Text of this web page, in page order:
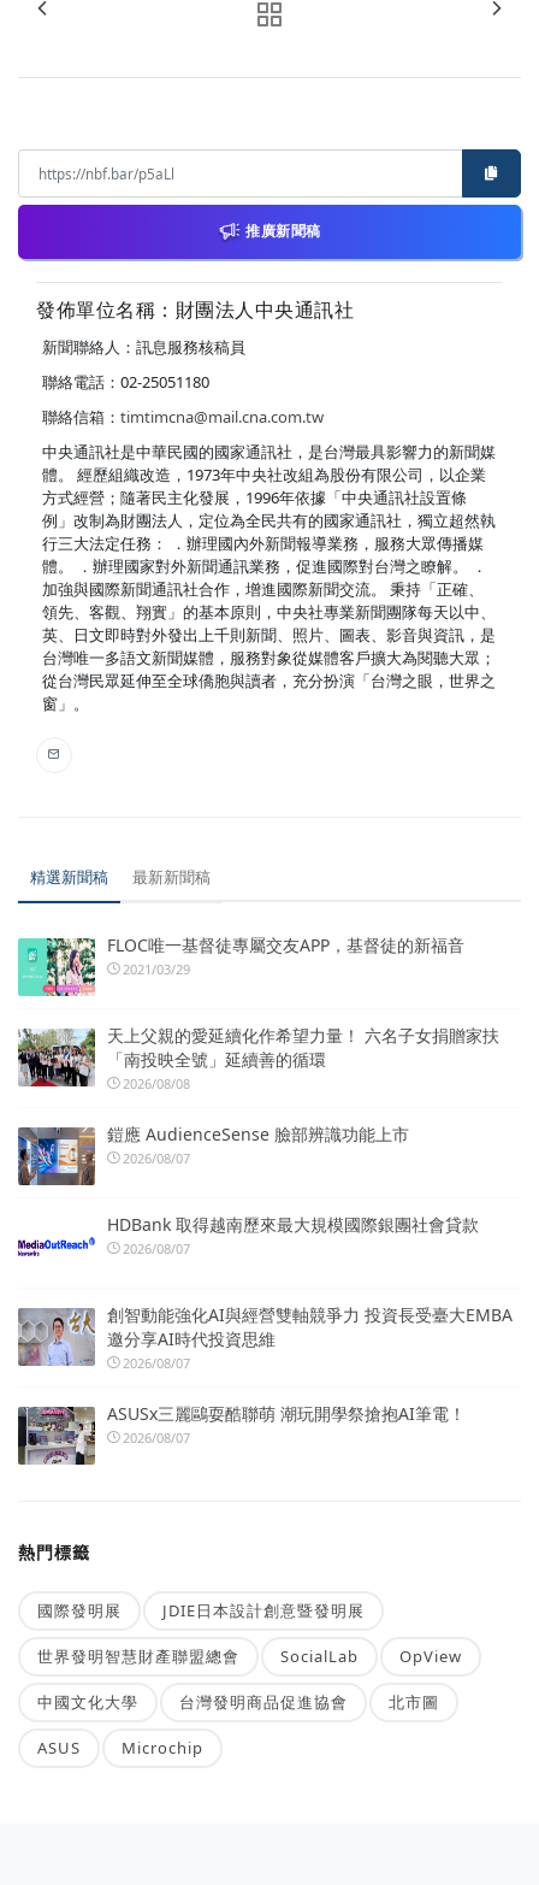
推廣新聞稿
發佈單位名稱：財團法人中央通訊社
新聞聯絡人：訊息服務核稿員
聯絡電話：02-25051180
聯絡信箱： timtimcna@mail.cna.com.tw
中央通訊社是中華民國的國家通訊社，是台灣最具影響力的新聞媒
體。 經歷組織改造，1973年中央社改組為股份有限公司，以企業
方式經營；隨著民主化發展，1996年依據「中央通訊社設置條
例」改制為財團法人，定位為全民共有的國家通訊社，獨立超然執
行三大法定任務： ．辦理國內外新聞報導業務，服務大眾傳播媒
體。 ．辦理國家對外新聞通訊業務，促進國際對台灣之瞭解。 ．
加強與國際新聞通訊社合作，增進國際新聞交流。 秉持「正確、
領先、客觀、翔實」的基本原則，中央社專業新聞團隊每天以中、
英、日文即時對外發出上千則新聞、照片、圖表、影音與資訊，是
台灣唯一多語文新聞媒體，服務對象從媒體客戶擴大為閱聽大眾；
從台灣民眾延伸至全球僑胞與讀者，充分扮演「台灣之眼，世界之
窗」。
精選新聞稿 最新新聞稿
FLOC唯一基督徒專屬交友APP，基督徒的新福音
2021/03/29
天上父親的愛延續化作希望力量！ 六名子女捐贈家扶
「南投映全號」延續善的循環
2026/08/08
鎧應 AudienceSense 臉部辨識功能上市
2026/08/07
HDBank 取得越南歷來最大規模國際銀團社會貸款
2026/08/07
創智動能強化AI與經營雙軸競爭力 投資長受臺大EMBA
邀分享AI時代投資思維
2026/08/07
ASUSx三麗鷗耍酷聯萌 潮玩開學祭搶抱AI筆電！
2026/08/07
熱門標籤
國際發明展 JDIE日本設計創意暨發明展
世界發明智慧財產聯盟總會 SocialLab OpView
中國文化大學 台灣發明商品促進協會 北市圖
ASUS Microchip